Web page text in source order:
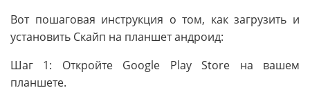
Вот пошаговая инструкция о том, как загрузить и
установить Скайп на планшет андроид:
Шаг 1: Откройте Google Play Store на вашем
планшете.